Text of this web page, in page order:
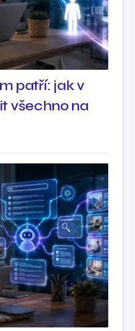
patří: jak v
všechno na